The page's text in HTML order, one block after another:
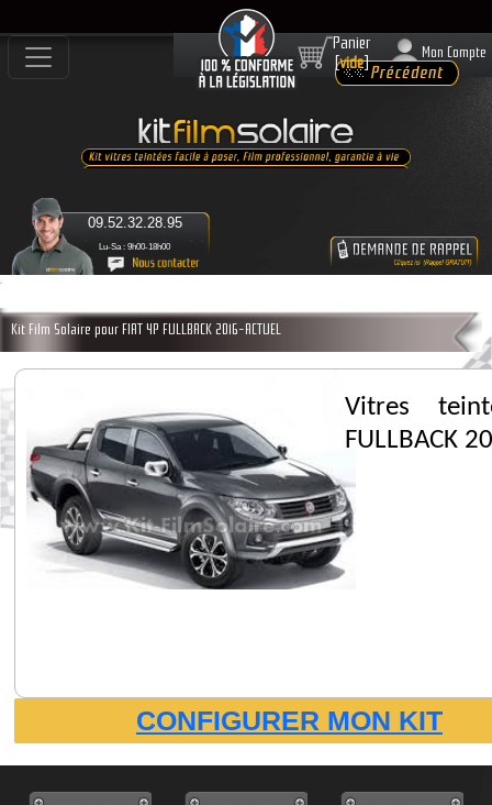
Lu-Sa : 9h00-18h00
09.52.32.28.95
Panier
[vide]
Mon Compte
Kit Film Solaire pour FIAT 4P FULLBACK 2016-ACTUEL
Vitres
FULLBACK
CONFIGURER MON KIT